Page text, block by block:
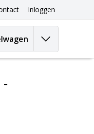
Inloggen